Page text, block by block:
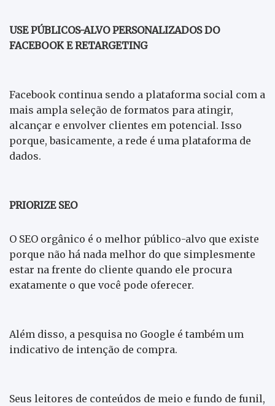
USE PÚBLICOS-ALVO PERSONALIZADOS DO
FACEBOOK E RETARGETING
Facebook continua sendo a plataforma social com a
mais ampla seleção de formatos para atingir,
alcançar e envolver clientes em potencial. Isso
porque, basicamente, a rede é uma plataforma de
dados.
PRIORIZE SEO
O SEO orgânico é o melhor público-alvo que existe
porque não há nada melhor do que simplesmente
estar na frente do cliente quando ele procura
exatamente o que você pode oferecer.
Além disso, a pesquisa no Google é também um
indicativo de intenção de compra.
Seus leitores de conteúdos de meio e fundo de funil,